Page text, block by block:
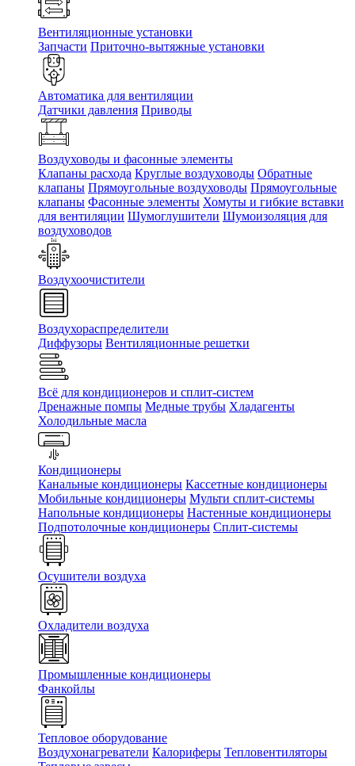
Вентиляционные установки
Запчасти Приточно-вытяжные установки
Автоматика для вентиляции
Датчики давления Приводы
Воздуховоды и фасонные элементы
Клапаны расхода Круглые воздуховоды Обратные
клапаны Прямоугольные воздуховоды Прямоугольные
клапаны Фасонные элементы Хомуты и гибкие вставки
для вентиляции Шумоглушители Шумоизоляция для
воздуховодов
Воздухоочистители
Воздухораспределители
Диффузоры Вентиляционные решетки
Всё для кондиционеров и сплит-систем
Дренажные помпы Медные трубы Хладагенты
Холодильные масла
Кондиционеры
Канальные кондиционеры Кассетные кондиционеры
Мобильные кондиционеры Мульти сплит-системы
Напольные кондиционеры Настенные кондиционеры
Подпотолочные кондиционеры Сплит-системы
Осушители воздуха
Охладители воздуха
Промышленные кондиционеры
Фанкойлы
Тепловое оборудование
Воздухонагреватели Калориферы Тепловентиляторы